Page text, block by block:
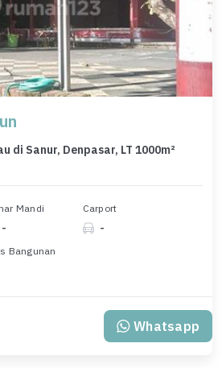
di Sanur, Denpasar, LT 1000m²
Mandi
-
Carport
-
Bangunan
Whatsapp